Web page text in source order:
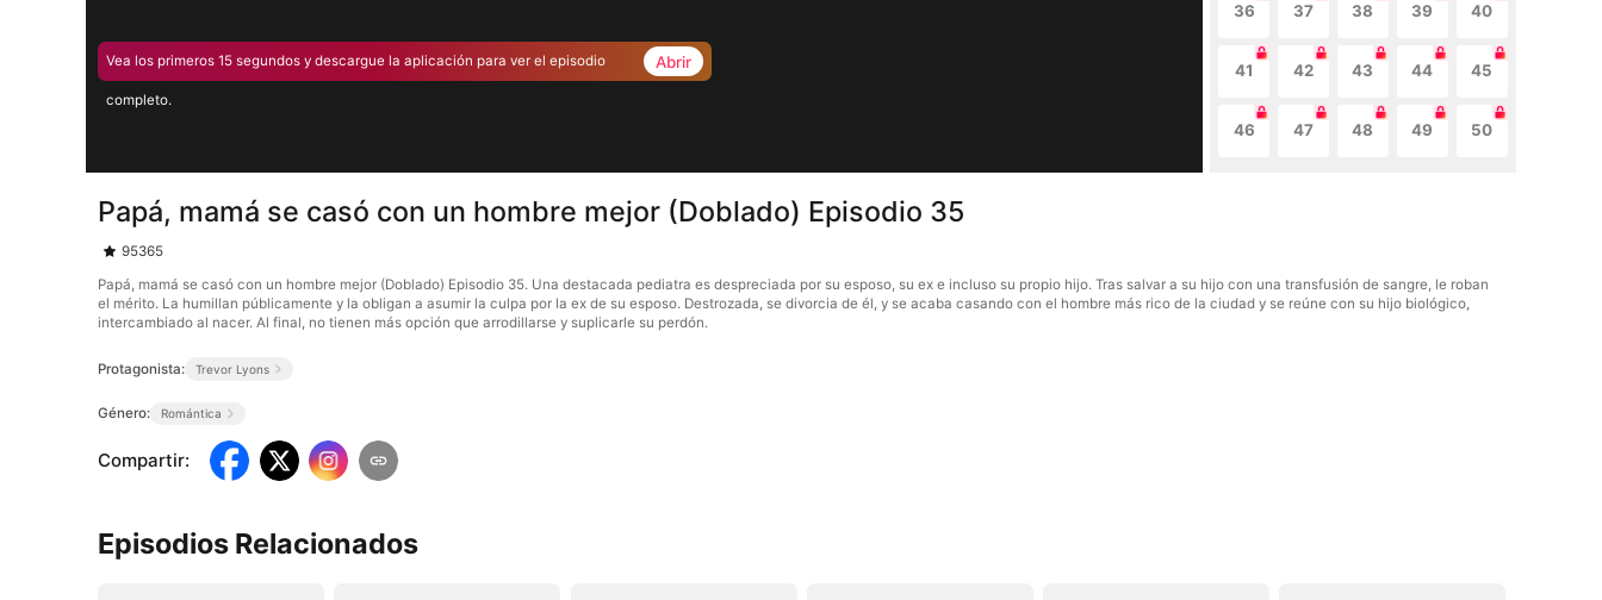
Vea los primeros 15 segundos y descargue la aplicación para ver el episodio
completo.
Abrir
36 37 38 39 40
41 42 43 44 45
46 47 48 49 50
Papá, mamá se casó con un hombre mejor (Doblado) Episodio 35
95365
Papá, mamá se casó con un hombre mejor (Doblado) Episodio 35. Una destacada pediatra es despreciada por su esposo, su ex e incluso su propio hijo. Tras salvar a su hijo con una transfusión de sangre, le roban
el mérito. La humillan públicamente y la obligan a asumir la culpa por la ex de su esposo. Destrozada, se divorcia de él, y se acaba casando con el hombre más rico de la ciudad y se reúne con su hijo biológico,
intercambiado al nacer. Al final, no tienen más opción que arrodillarse y suplicarle su perdón.
Protagonista: Trevor Lyons
Género: Romántica
Compartir:
Episodios Relacionados